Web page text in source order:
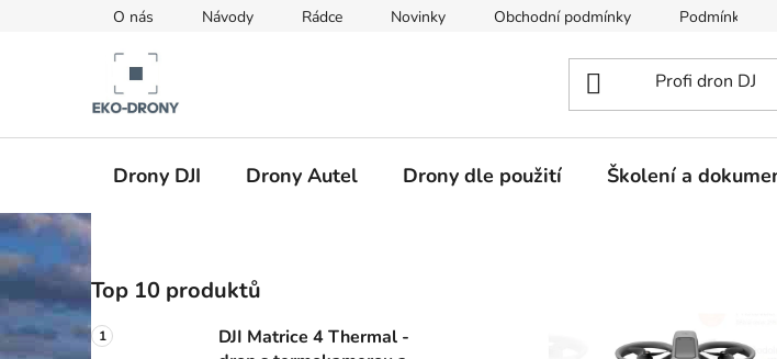
O nás Návody Rádce Novinky Obchodní podmínky Podmínky
Drony DJI Drony Autel Drony dle použití Školení a
o
s
Top 10 produktů
DJI Matrice 4 Thermal -